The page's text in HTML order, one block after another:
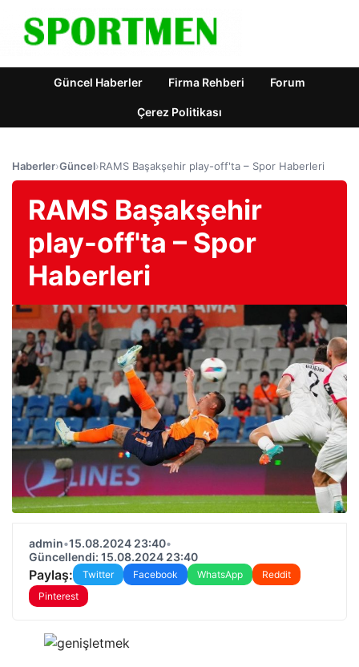
Güncel Haberler Firma Rehberi Forum
Çerez Politikası
Haberler›Güncel›RAMS Başakşehir play-off'ta – Spor Haberleri
RAMS Başakşehir
play-off'ta – Spor
Haberleri
admin•15.08.2024 23:40•
Güncellendi: 15.08.2024 23:40
Paylaş: Twitter Facebook WhatsApp
Reddit
Pinterest